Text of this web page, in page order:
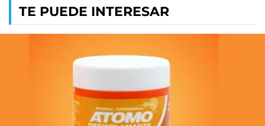
TE PUEDE INTERESAR